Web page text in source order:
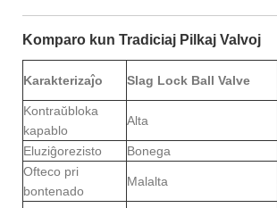
Komparo kun Tradiciaj Pilkaj Valvoj
Karakterizaĵo Slag Lock Ball Valve
Kontraŭbloka
kapablo
Alta
Eluziĝorezisto Bonega
Ofteco pri
bontenado
Malalta